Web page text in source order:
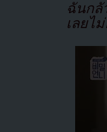
ฉันกลั
เลยไ